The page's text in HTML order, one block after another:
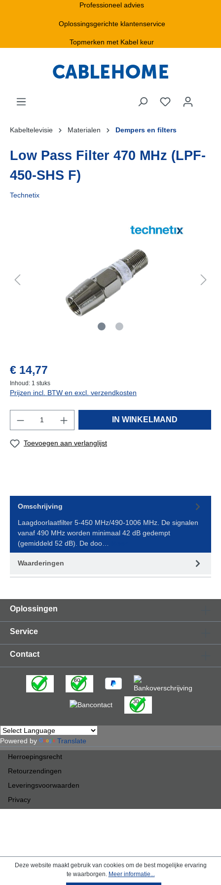
Professioneel advies
Oplossingsgerichte klantenservice
Topmerken met Kabel keur
Kabeltelevisie Materialen Dempers en filters
Low Pass Filter 470 MHz (LPF-
450-SHS F)
Technetix
€ 14,77
Inhoud: 1 stuks
Prijzen incl. BTW en excl. verzendkosten
IN WINKELMAND
Toevoegen aan verlanglijst
Omschrijving
Laagdoorlaatfilter 5-450 MHz/490-1006 MHz. De signalen
vanaf 490 MHz worden minimaal 42 dB gedempt
(gemiddeld 52 dB). De doo…
Waarderingen
Oplossingen
Service
Contact
Powered by Translate
Herroepingsrecht
Retourzendingen
Leveringsvoorwaarden
Privacy
Deze website maakt gebruik van cookies om de best mogelijke ervaring
te waarborgen. Meer informatie...